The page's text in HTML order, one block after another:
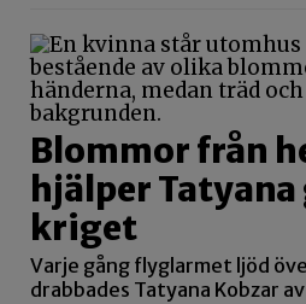
Blommor från
hjälper
kriget
Varje gång flyglarmet ljöd
drabbades Tatyana Kobzar